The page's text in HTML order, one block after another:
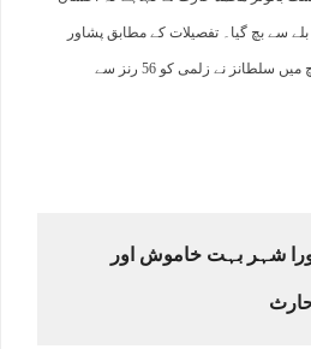
سے بچ گیا۔ تفصیلات کے مطابق پشاور
نے زلمی کو 56 رنز سے
شہر بہت خاموش اور